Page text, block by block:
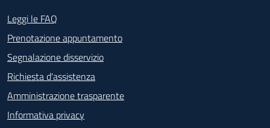
Footer - Contatti
Leggi le FAQ
Prenotazione appuntamento
Segnalazione disservizio
Richiesta d'assistenza
Amministrazione trasparente
Informativa privacy